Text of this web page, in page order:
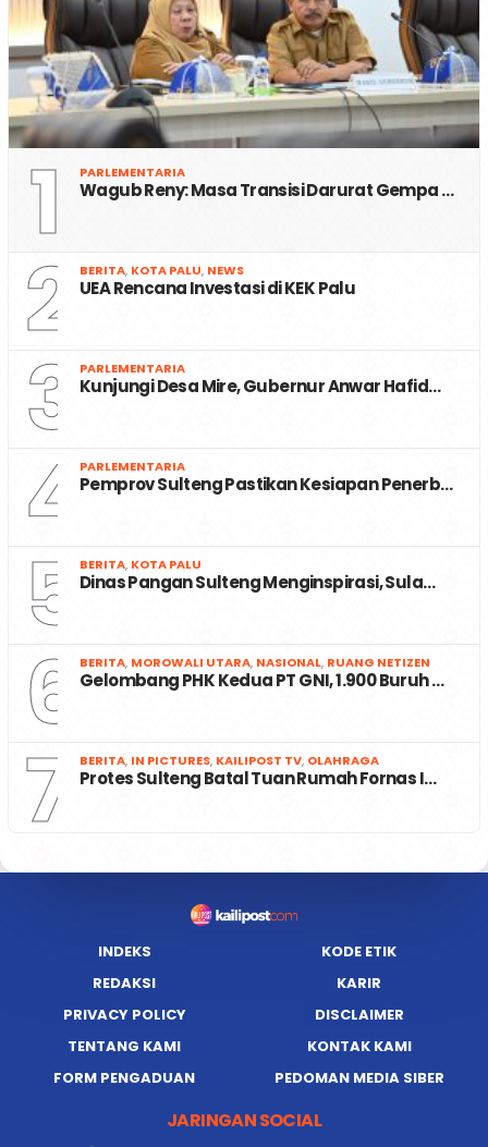
1 PARLEMENTARIA
Wagub Reny: Masa Transisi Darurat Gempa …
2 BERITA, KOTA PALU, NEWS
UEA Rencana Investasi di KEK Palu
3 PARLEMENTARIA
Kunjungi Desa Mire, Gubernur Anwar Hafid…
4 PARLEMENTARIA
Pemprov Sulteng Pastikan Kesiapan Penerb…
5 BERITA, KOTA PALU
Dinas Pangan Sulteng Menginspirasi, Sula…
6 BERITA, MOROWALI UTARA, NASIONAL, RUANG NETIZEN
Gelombang PHK Kedua PT GNI, 1.900 Buruh …
7 BERITA, IN PICTURES, KAILIPOST TV, OLAHRAGA
Protes Sulteng Batal Tuan Rumah Fornas I…
INDEKS
KODE ETIK
REDAKSI
KARIR
PRIVACY POLICY
DISCLAIMER
TENTANG KAMI
KONTAK KAMI
FORM PENGADUAN
PEDOMAN MEDIA SIBER
JARINGAN SOCIAL